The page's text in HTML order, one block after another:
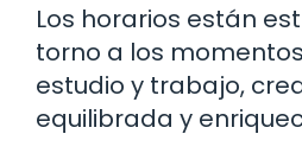
Los horarios están
torno a los
estudio y trabajo,
equilibrada y